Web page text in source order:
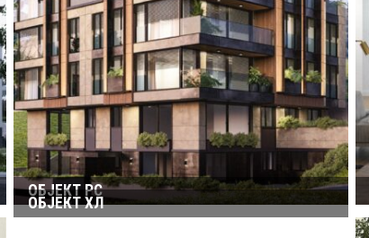
ОБЈЕКТ РС
ОБЈЕКТ ХЛ